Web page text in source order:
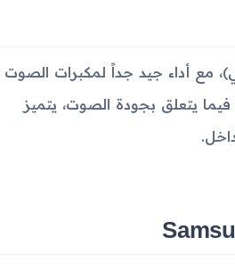
أن الجهاز يقدم نسبة تباين ممتازة حوالى 917 (الاسمي)، مع أداء جيد جداً لمكبرات الصوت
الضوضاء 73 ديسيبل، النغمة 75 ديسيبل). فيما يتعلق بجودة الصوت، يتميز